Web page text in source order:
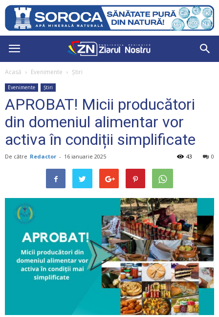
Acasă Evenimente Știri
Evenimente Știri
APROBAT! Micii producători
din domeniul alimentar vor
activa în condiții simplificate
De către Redactor - 16 ianuarie 2025 0
43